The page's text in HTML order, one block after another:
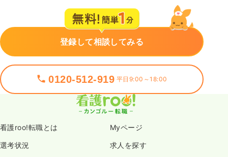
登録して相談してみる
0120-512-919 平日9:00～18:00
看護roo!転職とは Myページ
選考状況 求人を探す